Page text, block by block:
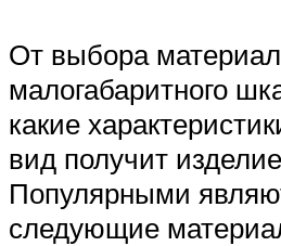
От выбора
малогабаритного
какие
вид получит
Популярными
следующие